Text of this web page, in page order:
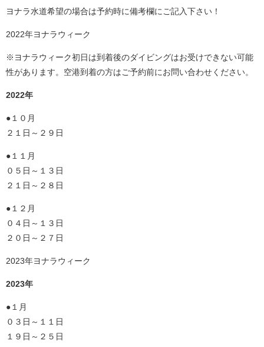
ヨナラ水道希望の場合は予約時に備考欄にご記入下さい！
2022年ヨナラウィーク
※ヨナラウィーク初日は到着後のダイビングはお受けできない可能
性があります。空港到着の方はご予約前にお問い合わせください。
2022年
●１０月
２１日～２９日
●１１月
０５日～１３日
２１日～２８日
●１２月
０４日～１３日
２０日～２７日
2023年ヨナラウィーク
2023年
●１月
０３日～１１日
１９日～２５日